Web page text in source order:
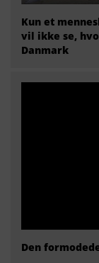
Kun et
vil ikke se,
Danmark
Den